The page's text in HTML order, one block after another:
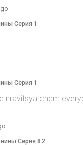
Серия 1
Серия 1
nravitsya chem
Серия 82